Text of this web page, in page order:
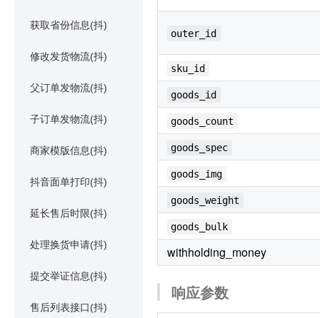
获取省份信息(抖)
修改发货物流(抖)
父订单发物流(抖)
子订单发物流(抖)
商家模版信息(抖)
抖音面单打印(抖)
延长售后时限(抖)
处理换货申请(抖)
提交举证信息(抖)
售后列表接口(抖)
outer_id
sku_id
goods_id
goods_count
goods_spec
goods_img
goods_weight
goods_bulk
withholding_money
响应参数